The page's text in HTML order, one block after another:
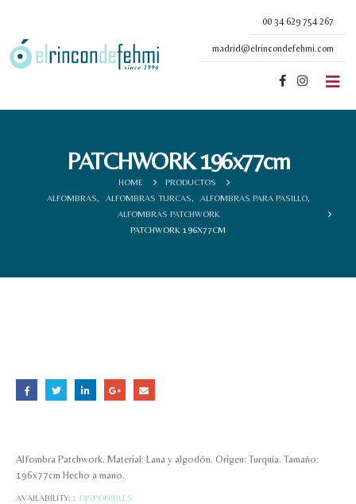
00 34 629 754 267
madrid@elrincondefehmi.com
PATCHWORK 196x77cm
HOME
PRODUCTOS
ALFOMBRAS
ALFOMBRAS TURCAS ALFOMBRAS PARA PASILLO,
ALFOMBRAS PATCHWORK
PATCHWORK 196X77CM
Alfombra Patchwork. Material: Lana y algodón. Origen: Turquía. Tamaño:
196x77cm Hecho a mano.
AVAILABILITY: 1 DISPONIBLES